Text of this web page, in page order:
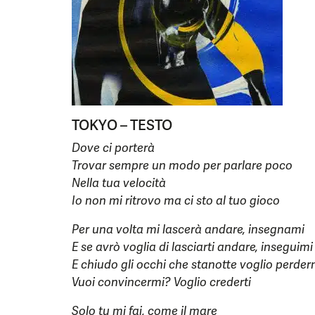
TOKYO – TESTO
Dove ci porterà
Trovar sempre un modo per parlare poco
Nella tua velocità
Io non mi ritrovo ma ci sto al tuo gioco
Per una volta mi lascerà andare, insegnami
E se avrò voglia di lasciarti andare, inseguimi
E chiudo gli occhi che stanotte voglio
Vuoi convincermi? Voglio crederti
Solo tu mi fai, come il mare